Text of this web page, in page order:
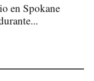
en Spokane